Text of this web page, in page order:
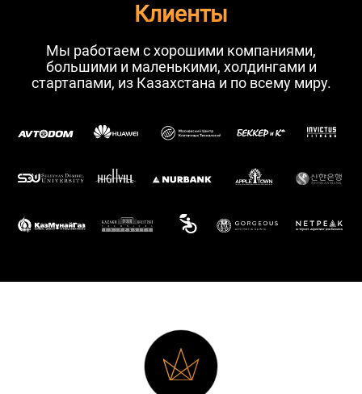
Клиенты
Мы работаем с хорошими компаниями,
большими и маленькими, холдингами и
стартапами, из Казахстана и по всему миру.